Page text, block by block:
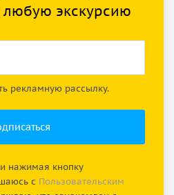
любую экскурсию
рекламную рассылку.
нажимая кнопку
с Пользовательским